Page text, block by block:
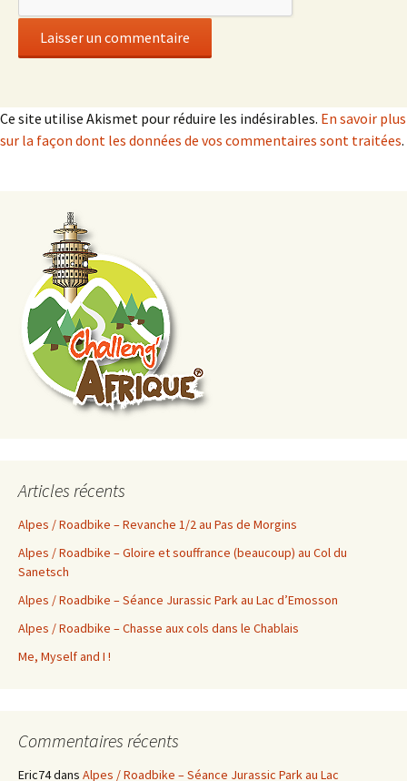
Ce site utilise Akismet pour réduire les indésirables. En savoir plus
sur la façon dont les données de vos commentaires sont traitées.
Articles récents
Alpes / Roadbike – Revanche 1/2 au Pas de Morgins
Alpes / Roadbike – Gloire et souffrance (beaucoup) au Col du
Sanetsch
Alpes / Roadbike – Séance Jurassic Park au Lac d’Emosson
Alpes / Roadbike – Chasse aux cols dans le Chablais
Me, Myself and I !
Commentaires récents
Eric74dans Alpes / Roadbike – Séance Jurassic Park au Lac